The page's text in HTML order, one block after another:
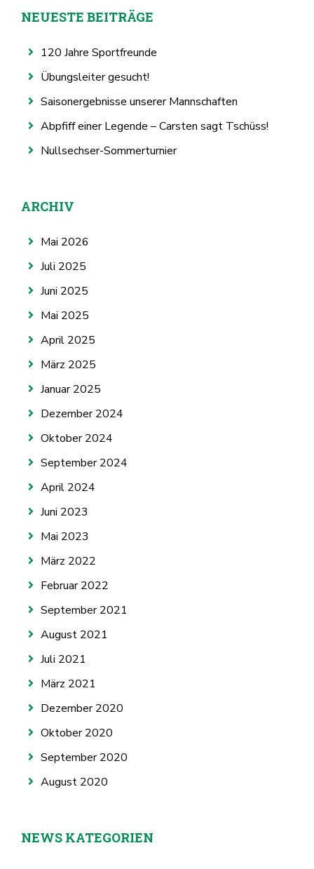
NEUESTE BEITRÄGE
120 Jahre Sportfreunde
Übungsleiter gesucht!
Saisonergebnisse unserer Mannschaften
Abpfiff einer Legende – Carsten sagt Tschüss!
Nullsechser-Sommerturnier
ARCHIV
Mai 2026
Juli 2025
Juni 2025
Mai 2025
April 2025
März 2025
Januar 2025
Dezember 2024
Oktober 2024
September 2024
April 2024
Juni 2023
Mai 2023
März 2022
Februar 2022
September 2021
August 2021
Juli 2021
März 2021
Dezember 2020
Oktober 2020
September 2020
August 2020
NEWS KATEGORIEN